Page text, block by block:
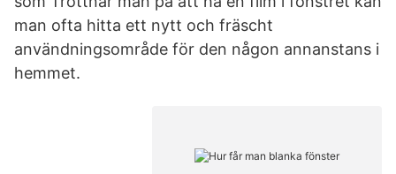
man ofta hitta ett nytt och fräscht
användningsområde för den någon annanstans i
hemmet.